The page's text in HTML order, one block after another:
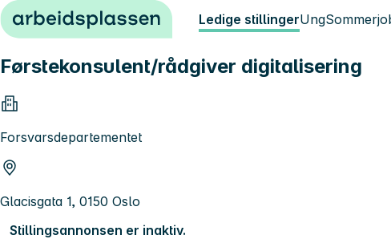
Hopp til innhold Ledige stillingerUng
Førstekonsulent/rådgiver digitalisering
Forsvarsdepartementet
Glacisgata 1, 0150 Oslo
Stillingsannonsen er inaktiv.